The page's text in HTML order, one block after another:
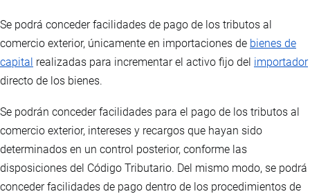
Se podrá conceder facilidades de pago de los tributos al
comercio exterior, únicamente en importaciones de bienes de
capital realizadas para incrementar el activo fijo del importador
directo de los bienes.
Se podrán conceder facilidades para el pago de los tributos al
comercio exterior, intereses y recargos que hayan sido
determinados en un control posterior, conforme las
disposiciones del Código Tributario. Del mismo modo, se podrá
conceder facilidades de pago dentro de los procedimientos de